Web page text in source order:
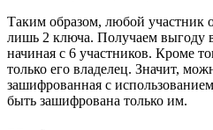
Таким образом, любой участник
лишь 2 ключа. Получаем выгоду
начиная с 6 участников. Кроме
только его владелец. Значит,
зашифрованная с
быть зашифрована только им.